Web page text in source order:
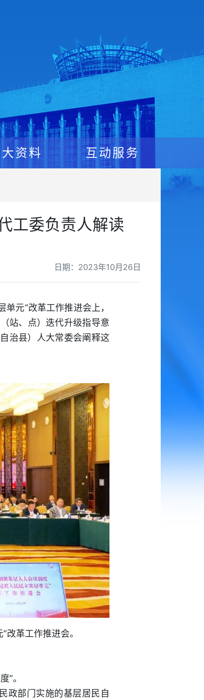
大资料 互动服务
工委负责人解读
日期：2023年10月26日
元”改革工作推进会上，
站、点）迭代升级指导意
治县）人大常委会阐释这
革工作推进会。
”。
政部门实施的基层居民自